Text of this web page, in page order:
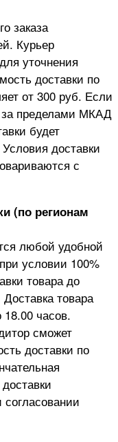
заказа
Курьер
уточнения
доставки по
от 300 руб. Если
за пределами МКАД
будет
доставки
с
(по регионам
любой удобной
условии 100%
товара до
товара
часов.
сможет
доставки по